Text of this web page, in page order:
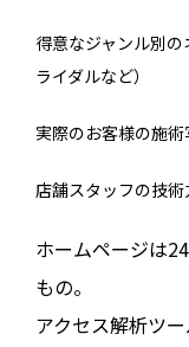
得意なジャンル別
ライダルなど）
実際のお客様の施術
店舗スタッフの技
ホームページは
もの。
アクセス解析ツ